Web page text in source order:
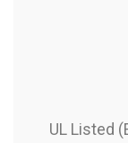
UL Listed